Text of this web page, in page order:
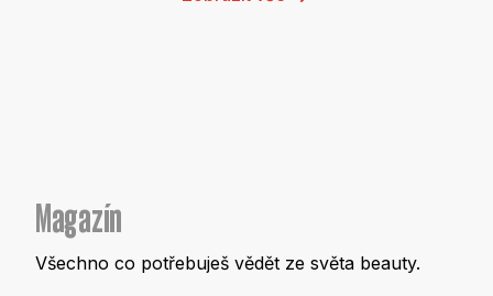
Magazín
Všechno co potřebuješ vědět ze světa beauty.